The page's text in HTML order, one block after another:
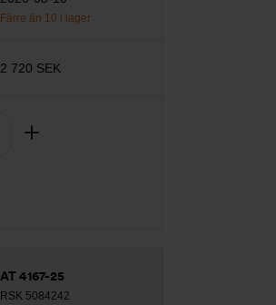
Färre än 10 i lager
2 720 SEK
AT 4167-25
RSK 5084242